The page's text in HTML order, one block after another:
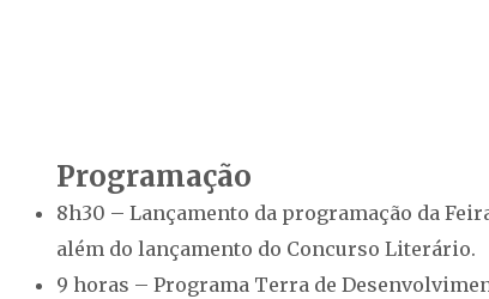
Programação
8h30 – Lançamento da programação da
além do lançamento do Concurso Literário.
9 horas – Programa Terra de